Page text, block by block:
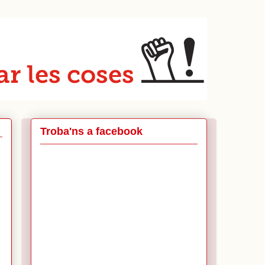
Troba'ns a facebook